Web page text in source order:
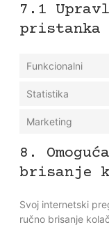
7.1
pristanka
Funkcionalni
Statistika
Marketing
8.
brisanje
Svoj internetski
ručno brisanje